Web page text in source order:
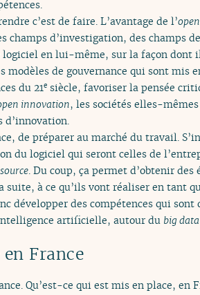
c’est de faire. L’avantage de l’
champs d’investigation, des champs
en lui-même, sur la façon dont
de gouvernance qui sont mis
du 21e siècle, favoriser la pensée
innovation, les sociétés elles-
d’innovation.
de préparer au marché du travail.
du logiciel qui seront celles de
. Du coup, ça permet d’obtenir
à ce qu’ils vont réaliser en tant
développer des compétences qui sont
artificielle, autour du big data
France
Qu’est-ce qui est mis en place, en